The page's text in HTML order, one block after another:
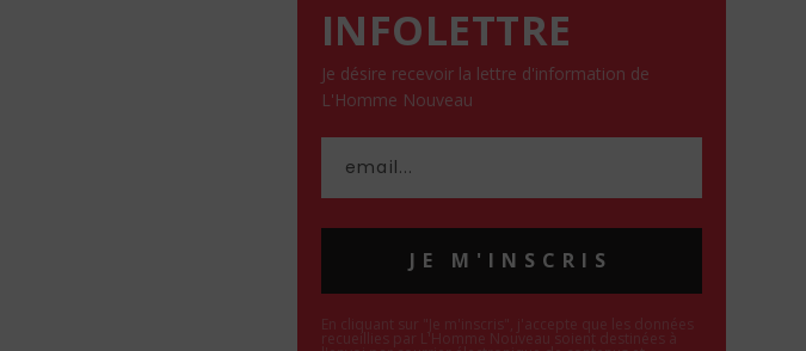
INFOLETTRE
Je désire recevoir la lettre d'information de
L'Homme Nouveau
JE M'INSCRIS
En cliquant sur "Je m'inscris", j'accepte que les données
recueillies par L'Homme Nouveau soient destinées à